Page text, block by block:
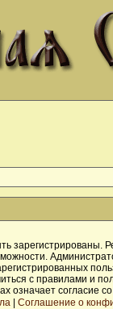
с правилами и
означает согласие со
Соглашение о